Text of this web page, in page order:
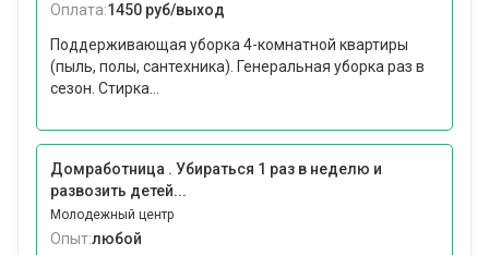
Оплата:1450 руб/выход
Поддерживающая уборка 4-комнатной квартиры
(пыль, полы, сантехника). Генеральная уборка раз в
сезон. Стирка...
Домработница . Убираться 1 раз в неделю и
развозить детей...
Молодежный центр
Опыт:любой